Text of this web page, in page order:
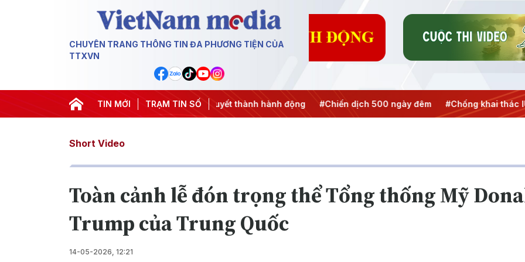
CHUYÊN TRANG THÔNG TIN ĐA PHƯƠNG TIỆN CỦA
TTXVN
TIN MỚI TRẠM TIN SỐ
nghị Trung ương 3 #Đưa Nghị quyết thành hành động #Chiến dịch 500 ngày đêm #Chống khai thác IUU #Căng
Short Video
Toàn cảnh lễ đón trọng thể Tổng thống Mỹ
Trump của Trung Quốc
14-05-2026, 12:21